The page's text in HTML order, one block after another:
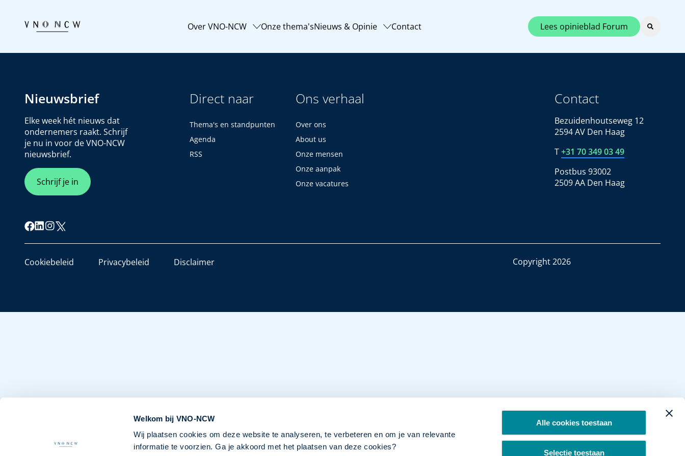
Welkom bij VNO-NCW
Wij plaatsen cookies om deze website te analyseren, te verbeteren en om je van relevante
informatie te voorzien. Ga je akkoord met het plaatsen van deze cookies?
Alle cookies toestaan
Selectie toestaan
Over VNO-NCW Onze thema'sNieuws & Opinie Contact Lees opinieblad Forum
Nieuwsbrief
Elke week hét nieuws dat
ondernemers raakt. Schrijf
je nu in voor de VNO-NCW
nieuwsbrief.
Schrijf je in
Direct naar
Thema's en standpunten
Agenda
RSS
Ons verhaal
Over ons
About us
Onze mensen
Onze aanpak
Onze vacatures
Contact
Bezuidenhoutseweg 12
2594 AV Den Haag
T+31 70 349 03 49
Postbus 93002
2509 AA Den Haag
Cookiebeleid Privacybeleid Disclaimer Copyright 2026